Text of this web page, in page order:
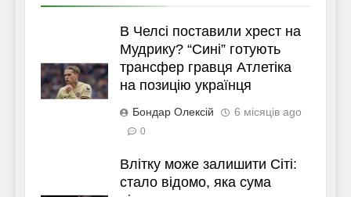
В Челсі поставили хрест на
Мудрику? “Сині” готують
трансфер гравця Атлетіка
на позицію українця
Бондар Олексій 6 місяців ago
0
Влітку може залишити Сіті:
стало відомо, яка сума